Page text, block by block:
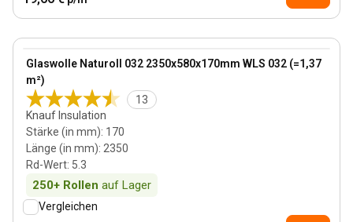
Bestseller
Glaswolle Naturoll 032 2350x580x170mm WLS 032 (=1,37
m²)
13
Knauf Insulation
Stärke (in mm): 170
Länge (in mm): 2350
Rd-Wert: 5.3
250+ Rollen auf Lager
View product
Vergleichen